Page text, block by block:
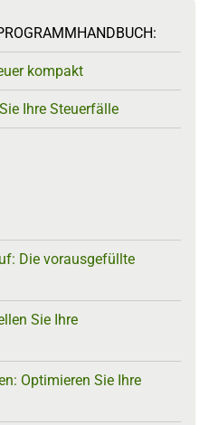
kompakt
Ihre Steuerfälle
Die vorausgefüllte
Sie Ihre
Optimieren Sie Ihre